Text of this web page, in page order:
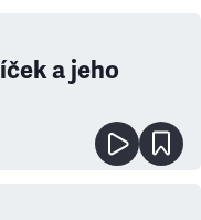
a jeho